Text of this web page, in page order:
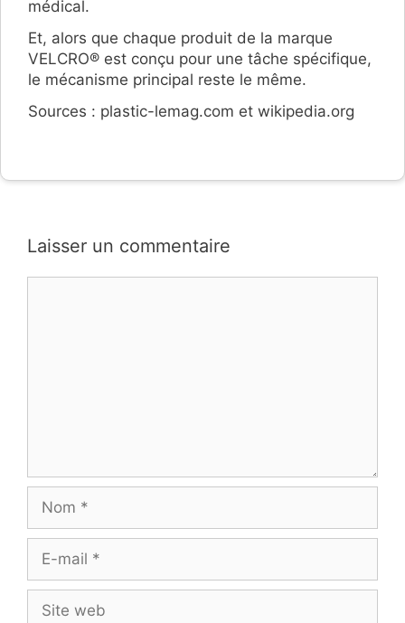
médical.
Et, alors que chaque produit de la marque
VELCRO® est conçu pour une tâche spécifique,
le mécanisme principal reste le même.
Sources : plastic-lemag.com et wikipedia.org
Laisser un commentaire
mail